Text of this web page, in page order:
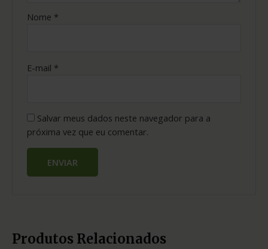
Nome *
E-mail *
Salvar meus dados neste navegador para a
próxima vez que eu comentar.
Produtos Relacionados